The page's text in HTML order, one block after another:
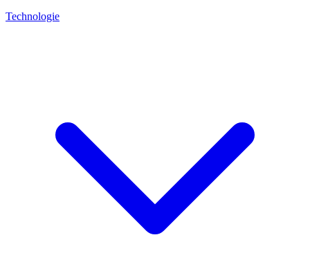
Technologie